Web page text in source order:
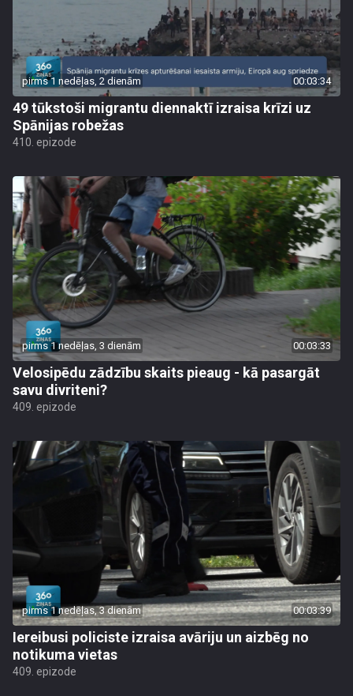
pirms 1 nedēļas, 2 dienām 00:03:34
49 tūkstoši migrantu diennaktī izraisa krīzi uz
Spānijas robežas
410. epizode
pirms 1 nedēļas, 3 dienām 00:03:33
Velosipēdu zādzību skaits pieaug - kā pasargāt
savu divriteni?
409. epizode
pirms 1 nedēļas, 3 dienām 00:03:39
Iereibusi policiste izraisa avāriju un aizbēg no
notikuma vietas
409. epizode